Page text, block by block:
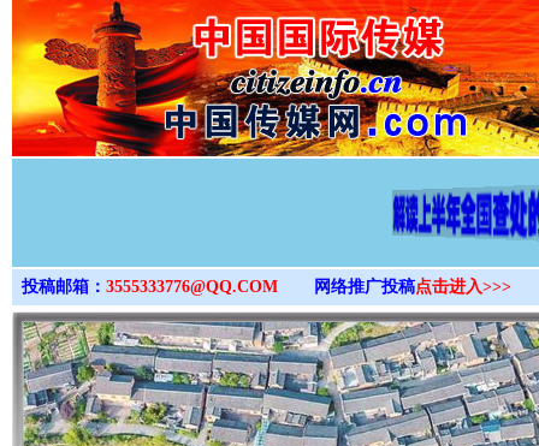
>
投稿邮箱： 3555333776@QQ.COM 网络推广投稿点击进入>>>